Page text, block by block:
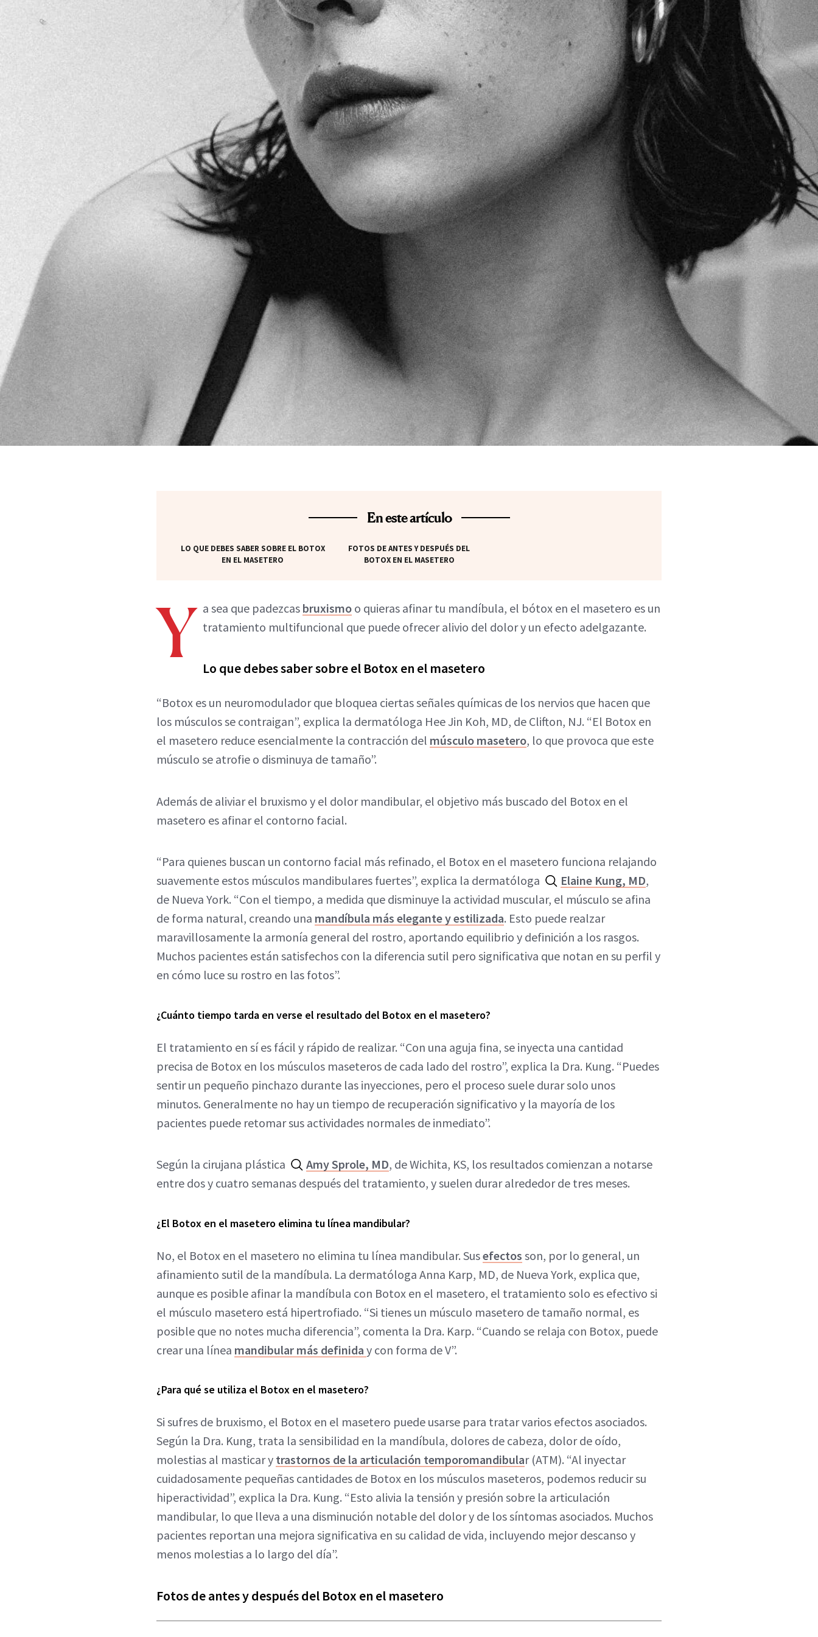
En este artículo
LO QUE DEBES SABER SOBRE EL BOTOX
EN EL MASETERO
FOTOS DE ANTES Y DESPUÉS DEL
BOTOX EN EL MASETERO
Y a sea que padezcas bruxismo o quieras afinar tu mandíbula, el bótox en el masetero es un
tratamiento multifuncional que puede ofrecer alivio del dolor y un efecto adelgazante.
Lo que debes saber sobre el Botox en el masetero
“Botox es un neuromodulador que bloquea ciertas señales químicas de los nervios que hacen que
los músculos se contraigan”, explica la dermatóloga Hee Jin Koh, MD, de Clifton, NJ. “El Botox en
el masetero reduce esencialmente la contracción del músculo masetero, lo que provoca que este
músculo se atrofie o disminuya de tamaño”.
Además de aliviar el bruxismo y el dolor mandibular, el objetivo más buscado del Botox en el
masetero es afinar el contorno facial.
“Para quienes buscan un contorno facial más refinado, el Botox en el masetero funciona relajando
suavemente estos músculos mandibulares fuertes”, explica la dermatóloga
Elaine Kung, MD,
de Nueva York. “Con el tiempo, a medida que disminuye la actividad muscular, el músculo se afina
de forma natural, creando una mandíbula más elegante y estilizada. Esto puede realzar
maravillosamente la armonía general del rostro, aportando equilibrio y definición a los rasgos.
Muchos pacientes están satisfechos con la diferencia sutil pero significativa que notan en su perfil y
en cómo luce su rostro en las fotos”.
¿Cuánto tiempo tarda en verse el resultado del Botox en el masetero?
El tratamiento en sí es fácil y rápido de realizar. “Con una aguja fina, se inyecta una cantidad
precisa de Botox en los músculos maseteros de cada lado del rostro”, explica la Dra. Kung. “Puedes
sentir un pequeño pinchazo durante las inyecciones, pero el proceso suele durar solo unos
minutos. Generalmente no hay un tiempo de recuperación significativo y la mayoría de los
pacientes puede retomar sus actividades normales de inmediato”.
Según la cirujana plástica Amy Sprole, MD, de Wichita, KS, los resultados comienzan a notarse
entre dos y cuatro semanas después del tratamiento, y suelen durar alrededor de tres meses.
¿El Botox en el masetero elimina tu línea mandibular?
No, el Botox en el masetero no elimina tu línea mandibular. Susefectos son, por lo general, un
afinamiento sutil de la mandíbula. La dermatóloga Anna Karp, MD, de Nueva York, explica que,
aunque es posible afinar la mandíbula con Botox en el masetero, el tratamiento solo es efectivo si
el músculo masetero está hipertrofiado. “Si tienes un músculo masetero de tamaño normal, es
posible que no notes mucha diferencia”, comenta la Dra. Karp. “Cuando se relaja con Botox, puede
crear una línea mandibular más definida y con forma de V”.
¿Para qué se utiliza el Botox en el masetero?
Si sufres de bruxismo, el Botox en el masetero puede usarse para tratar varios efectos asociados.
Según la Dra. Kung, trata la sensibilidad en la mandíbula, dolores de cabeza, dolor de oído,
molestias al masticar y trastornos de la articulación temporomandibular (ATM). “Al inyectar
cuidadosamente pequeñas cantidades de Botox en los músculos maseteros, podemos reducir su
hiperactividad”, explica la Dra. Kung. “Esto alivia la tensión y presión sobre la articulación
mandibular, lo que lleva a una disminución notable del dolor y de los síntomas asociados. Muchos
pacientes reportan una mejora significativa en su calidad de vida, incluyendo mejor descanso y
menos molestias a lo largo del día”.
Fotos de antes y después del Botox en el masetero